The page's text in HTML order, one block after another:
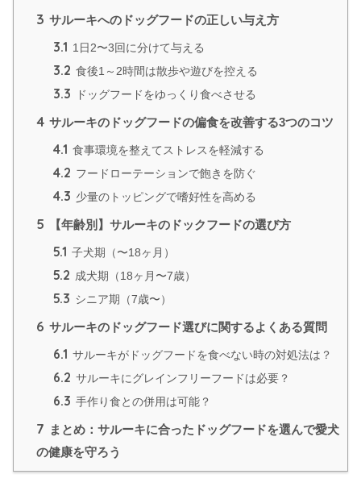
3 サルーキへのドッグフードの正しい与え方
3.1 1日2〜3回に分けて与える
3.2 食後1～2時間は散歩や遊びを控える
3.3 ドッグフードをゆっくり食べさせる
4 サルーキのドッグフードの偏食を改善する3つのコツ
4.1 食事環境を整えてストレスを軽減する
4.2 フードローテーションで飽きを防ぐ
4.3 少量のトッピングで嗜好性を高める
5 【年齢別】サルーキのドックフードの選び方
5.1 子犬期（〜18ヶ月）
5.2 成犬期（18ヶ月〜7歳）
5.3 シニア期（7歳〜）
6 サルーキのドッグフード選びに関するよくある質問
6.1 サルーキがドッグフードを食べない時の対処法は？
6.2 サルーキにグレインフリーフードは必要？
6.3 手作り食との併用は可能？
7 まとめ：サルーキに合ったドッグフードを選んで愛犬
の健康を守ろう